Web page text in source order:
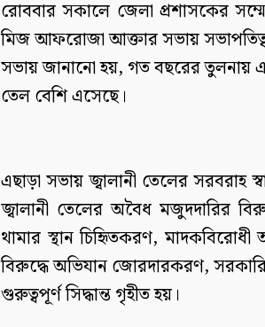
রোববার সকালে জেলা প্রশাসকের
মিজ আফরোজা আক্তার সভায়
সভায় জানানো হয়, গত বছরের তুলনায়
তেল বেশি এসেছে।
এছাড়া সভায় জ্বালানী তেলের সরবরাহ
জ্বালানী তেলের অবৈধ মজুদদারির
থামার স্থান চিহিৃতকরণ,
বিরুদ্ধে অভিযান জোরদারকরণ,
গুরুত্বপূর্ণ সিদ্ধান্ত গৃহীত হয়।